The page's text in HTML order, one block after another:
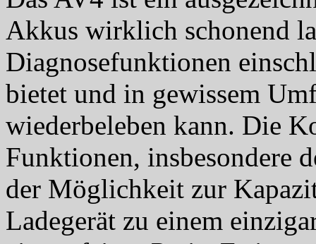
Akkus wirklich schonend
Diagnosefunktionen
bietet und in gewissem
wiederbeleben kann. Die
Funktionen, insbesondere
der Möglichkeit zur
Ladegerät zu einem